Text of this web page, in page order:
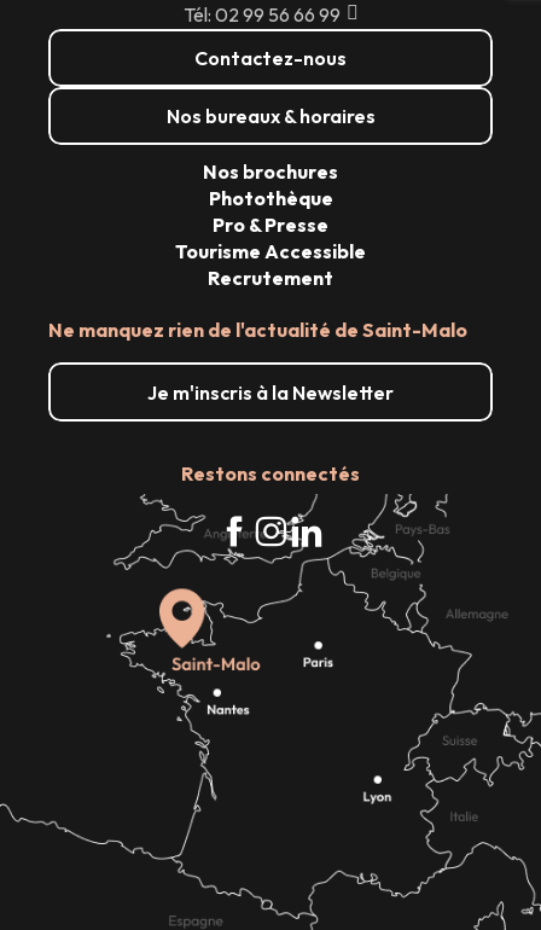
Tél: 02 99 56 66 99
Contactez-nous
Nos bureaux & horaires
Ne manquez rien de l'actualité de Saint-Malo
Je m'inscris à la Newsletter
Restons connectés
Nos brochures
Photothèque
Pro & Presse
Tourisme Accessible
Recrutement